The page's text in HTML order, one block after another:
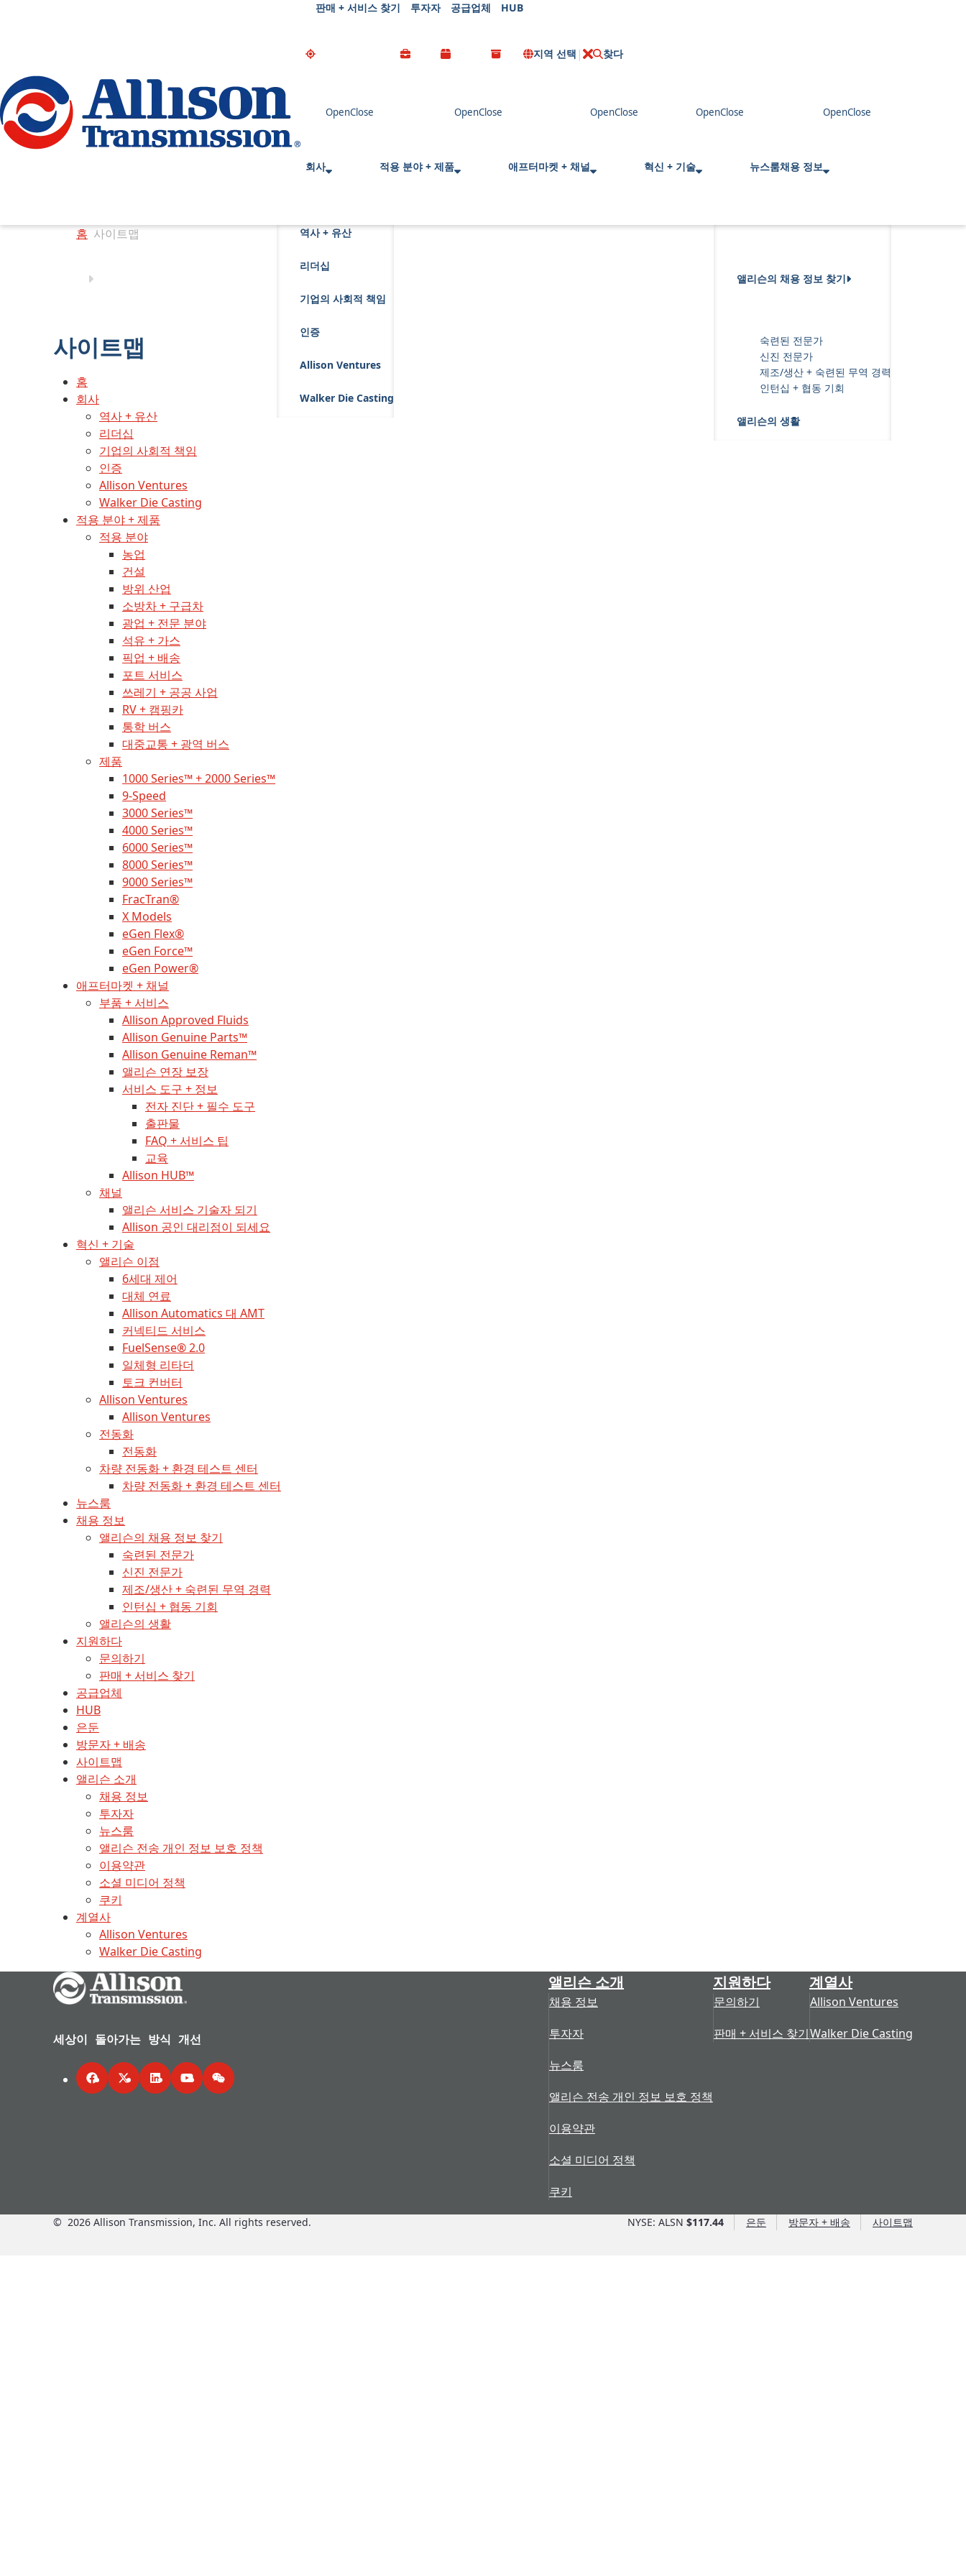
Go Home
판매 + 서비스 찾기 투자자 공급업체 HUB
지역 선택 찾다
s
회사
역사 + 유산
리더십
기업의 사회적 책임
인증
Allison Ventures
Walker Die Casting
적용 분야 + 제품 애프터마켓 + 채널 혁신 + 기술 뉴스룸채용 정보
앨리슨의 채용 정보 찾기
숙련된 전문가
신진 전문가
제조/생산 + 숙련된 무역 경력
인턴십 + 협동 기회
앨리슨의 생활
홈 사이트맵
사이트맵
홈
회사
역사 + 유산
리더십
기업의 사회적 책임
인증
Allison Ventures
Walker Die Casting
적용 분야 + 제품
적용 분야
농업
건설
방위 산업
소방차 + 구급차
광업 + 전문 분야
석유 + 가스
픽업 + 배송
포트 서비스
쓰레기 + 공공 사업
RV + 캠핑카
통학 버스
대중교통 + 광역 버스
제품
1000 Series™ + 2000 Series™
9-Speed
3000 Series™
4000 Series™
6000 Series™
8000 Series™
9000 Series™
FracTran®
X Models
eGen Flex®
eGen Force™
eGen Power®
애프터마켓 + 채널
부품 + 서비스
Allison Approved Fluids
Allison Genuine Parts™
Allison Genuine Reman™
앨리슨 연장 보장
서비스 도구 + 정보
전자 진단 + 필수 도구
출판물
FAQ + 서비스 팁
교육
Allison HUB™
채널
앨리슨 서비스 기술자 되기
Allison 공인 대리점이 되세요
혁신 + 기술
앨리슨 이점
6세대 제어
대체 연료
Allison Automatics 대 AMT
커넥티드 서비스
FuelSense® 2.0
일체형 리타더
토크 컨버터
Allison Ventures
Allison Ventures
전동화
전동화
차량 전동화 + 환경 테스트 센터
차량 전동화 + 환경 테스트 센터
뉴스룸
채용 정보
앨리슨의 채용 정보 찾기
숙련된 전문가
신진 전문가
제조/생산 + 숙련된 무역 경력
인턴십 + 협동 기회
앨리슨의 생활
지원하다
문의하기
판매 + 서비스 찾기
공급업체
HUB
은둔
방문자 + 배송
사이트맵
앨리슨 소개
채용 정보
투자자
뉴스룸
앨리슨 전송 개인 정보 보호 정책
이용약관
소셜 미디어 정책
쿠키
계열사
Allison Ventures
Walker Die Casting
Go Home
세상이 돌아가는 방식 개선
FacebookTwitterLinkedInYouTubeWeChat
앨리슨 소개
채용 정보
투자자
뉴스룸
앨리슨 전송 개인 정보 보호 정책
이용약관
소셜 미디어 정책
쿠키
지원하다
문의하기
판매 + 서비스 찾기
계열사
Allison Ventures
Walker Die Casting
© 2026 Allison Transmission, Inc. All rights reserved. NYSE: ALSN $117.44 은둔 방문자 + 배송 사이트맵